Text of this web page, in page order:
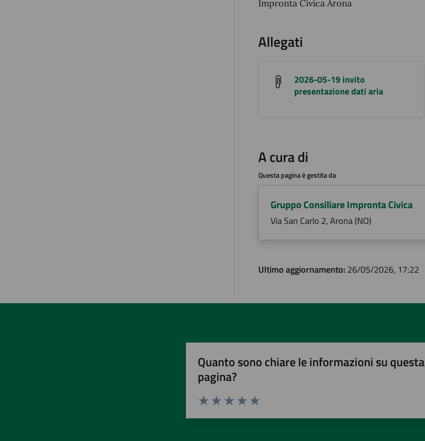
Impronta Civica Arona
Allegati
2026-05-19 invito
presentazione dati aria
A cura di
Questa pagina è gestita da
Gruppo Consiliare Impronta Civica
Via San Carlo 2, Arona (NO)
Ultimo aggiornamento:26/05/2026, 17:22
Quanto sono chiare le informazioni su questa
pagina?